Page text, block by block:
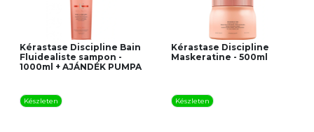
Kérastase Discipline Bain
Fluidealiste sampon -
1000ml + AJÁNDÉK PUMPA
Készleten
Kérastase Discipline
Maskeratine - 500ml
Készleten